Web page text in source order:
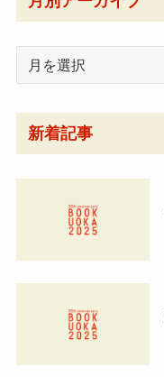
ー
カ
新着記事